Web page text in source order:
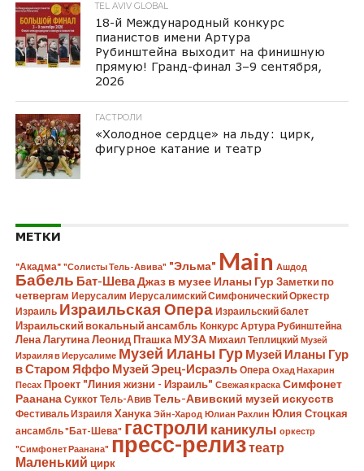
TEL AVIV GLOBAL
18-й Международный конкурс
пианистов имени Артура
Рубинштейна выходит на финишную
прямую! Гранд-финал 3–9 сентября,
2026
ГАСТРОЛИ
«Холодное сердце» на льду: цирк,
фигурное катание и театр
МЕТКИ
"Акадма" "Солисты Тель-Авива" "Эльма" Main Ашдод
Бабель Бат-ШеваДжаз в музее Иланы Гур Заметки по
четвергам Иерусалим Иерусалимский Симфонический Оркестр
Израиль Израильская Опера Израильский балет
Израильский вокальный ансамбль Конкурс Артура Рубинштейна
Лена Лагутина Леонид Пташка МУЗА Михаил Теплицкий Музей
Израиля в Иерусалиме Музей Иланы Гур Музей Иланы Гур
в Старом Яффо Музей Эрец-Исраэль Опера Охад Нахарин
Песах Проект "Линия жизни - Израиль" Свежая краска Симфонет
Раанана Суккот Тель-Авив Тель-Авивский музей искусств
Фестиваль Израиля Ханука Эйн-Харод Юлиан Рахлин Юлия Стоцкая
ансамбль "Бат-Шева" гастроли каникулы оркестр
"Симфонет Раанана" пресс-релизтеатр
Маленький цирк